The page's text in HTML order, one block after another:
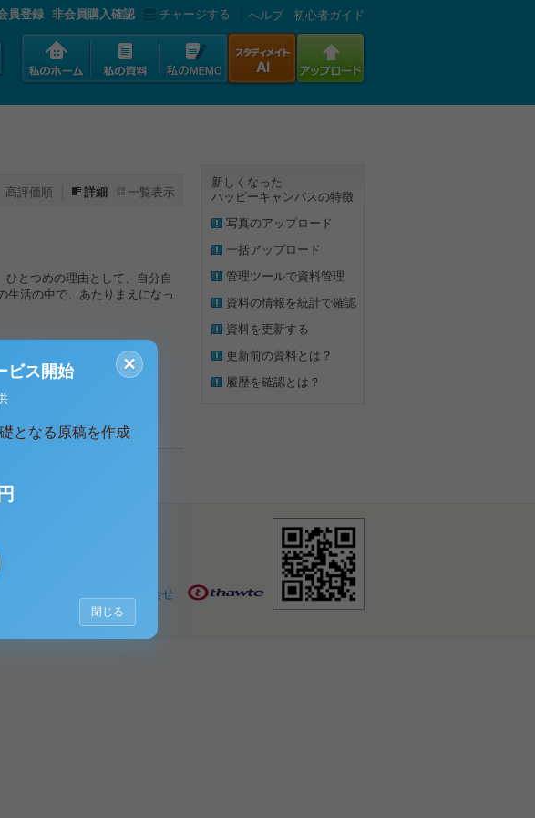
員登録 非会員購入確認 チャージする へルプ 初心者ガイド
高評価順 詳細 一覧表示
とつめの理由として、自分自
生活の中で、あたりまえになっ
新しくなった
ハッピーキャンパスの特徴
写真のアップロード
一括アップロード
管理ツールで資料管理
資料の情報を統計で確認
資料を更新する
更新前の資料とは？
履歴を確認とは？
お問合せ
×
ビス開始
となる原稿を作成
閉じる